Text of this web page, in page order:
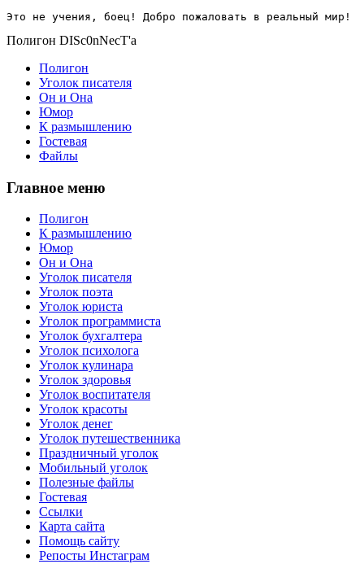
Это не учения, боец! Добро пожаловать в реальный мир!
Полигон DISc0nNecT'a
Полигон
Уголок писателя
Он и Она
Юмор
К размышлению
Гостевая
Файлы
Главное меню
Полигон
К размышлению
Юмор
Он и Она
Уголок писателя
Уголок поэта
Уголок юриста
Уголок программиста
Уголок бухгалтера
Уголок психолога
Уголок кулинара
Уголок здоровья
Уголок воспитателя
Уголок красоты
Уголок денег
Уголок путешественника
Праздничный уголок
Мобильный уголок
Полезные файлы
Гостевая
Ссылки
Карта сайта
Помощь сайту
Репосты Инстаграм